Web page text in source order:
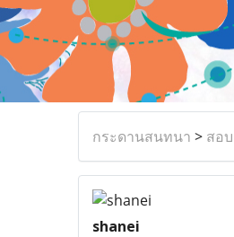
กระดานสนทนา > สอ
shanei